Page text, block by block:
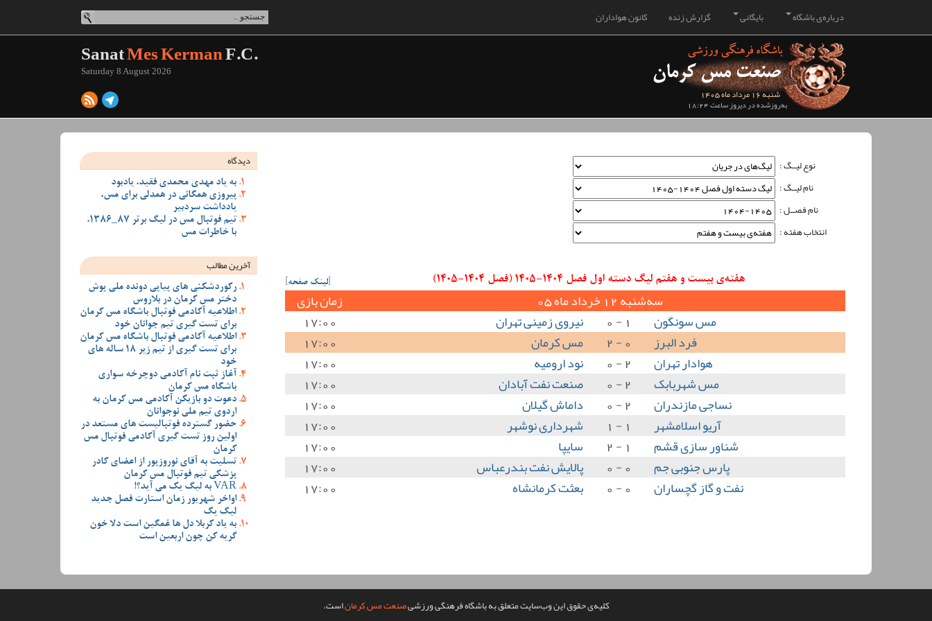
کانون هواداران گزارش زنده بایگانی درباره‌ی باشگاه
شنبه 16 مرداد ماه 1405
به‌روزشده در دیروز ساعت 18:24
SanatMes KermanF.C.
Saturday 8 August 2026
نوع لیــگ :
نام لیــگ :
نام فصــل :
انتخاب هفته :
هفته‌ی بیست و هفتم لیگ دسته اول فصل 1404-1405 (فصل 1404-1405) [لینک صفحه]
سه‌شنبه 12 خرداد ماه 05
زمان بازی
مس سونگون
1 - 0 نیروی زمینی تهران
17:00
فرد البرز
0 - 2 مس کرمان
17:00
هوادار تهران
2 - 0 نود ارومیه
17:00
مس شهربابک
2 - 0 صنعت نفت آبادان
17:00
نساجی مازندران
2 - 0 داماش گیلان
17:00
آریو اسلامشهر
1 - 1 شهرداری نوشهر
17:00
شناور سازی قشم
1 - 2 سایپا
17:00
پارس جنوبی جم
0 - 0 پالایش نفت بندرعباس
17:00
نفت و گاز گچساران
0 - 0 بعثت کرمانشاه 17:00
دیدگاه
به یاد مهدی محمدی فقید، یادبود
پیروزی همگانی در همدلی برای مس،
یادداشت سردبیر
تیم فوتبال مس در لیگ برتر 87_1386،
با خاطرات مس
آخرین مطالب
رکوردشکنی های پیاپی دونده ملی پوش
دختر مس کرمان در بلاروس
اطلاعیه آکادمی فوتبال باشگاه مس کرمان
برای تست گیری تیم جوانان خود
اطلاعیه آکادمی فوتبال باشگاه مس کرمان
برای تست گیری از تیم زیر 18 ساله های
خود
آغاز ثبت نام آکادمی دوچرخه سواری
باشگاه مس کرمان
دعوت دو بازیکن آکادمی مس کرمان به
اردوی تیم ملی نوجوانان
حضور گسترده فوتبالیست های مستعد در
اولین روز تست گیری آکادمی فوتبال مس
کرمان
تسلیت به آقای نوروزپور از اعضای کادر
پزشکی تیم فوتبال مس کرمان
VAR به لیگ یک می آید؟!
اواخر شهریور زمان استارت فصل جدید
لیگ یک
به یاد کربلا دل ها غمگین است دلا خون
گریه کن چون اربعین است
کلیه‌ی حقوق این وب‌سایت متعلق به باشگاه فرهنگی ورزشیصنعت مس کرماناست.